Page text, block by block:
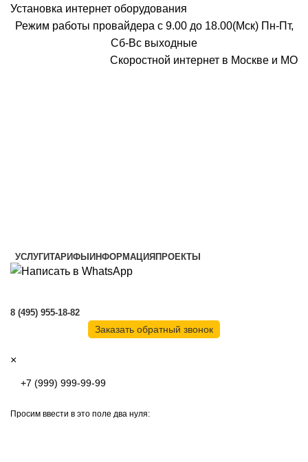
Установка интернет оборудования
Режим работы провайдера с 9.00 до 18.00(Мск) Пн-Пт,
Сб-Вс выходные
Скоростной интернет в Москве и МО
УСЛУГИТАРИФЫИНФОРМАЦИЯПРОЕКТЫ
8 (495) 955-18-82
Заказать обратный звонок
×
Просим ввести в это поле два нуля: